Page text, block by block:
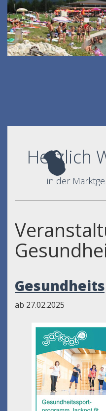
Herzlich
in der
ab 27.02.2025